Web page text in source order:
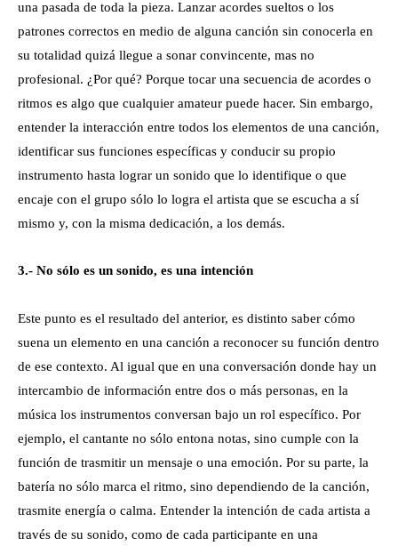
una pasada de toda la pieza. Lanzar acordes sueltos o los
patrones correctos en medio de alguna canción sin conocerla en
su totalidad quizá llegue a sonar convincente, mas no
profesional. ¿Por qué? Porque tocar una secuencia de acordes o
ritmos es algo que cualquier amateur puede hacer. Sin embargo,
entender la interacción entre todos los elementos de una canción,
identificar sus funciones específicas y conducir su propio
instrumento hasta lograr un sonido que lo identifique o que
encaje con el grupo sólo lo logra el artista que se escucha a sí
mismo y, con la misma dedicación, a los demás.
3.- No sólo es un sonido, es una intención
Este punto es el resultado del anterior, es distinto saber cómo
suena un elemento en una canción a reconocer su función dentro
de ese contexto. Al igual que en una conversación donde hay un
intercambio de información entre dos o más personas, en la
música los instrumentos conversan bajo un rol específico. Por
ejemplo, el cantante no sólo entona notas, sino cumple con la
función de trasmitir un mensaje o una emoción. Por su parte, la
batería no sólo marca el ritmo, sino dependiendo de la canción,
trasmite energía o calma. Entender la intención de cada artista a
través de su sonido, como de cada participante en una